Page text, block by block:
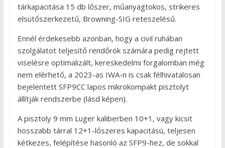
tárkapacitása 15 db lőszer, műanyagtokos, strikeres
elsütőszerkezetű, Browning-SIG reteszelésű.
Ennél érdekesebb azonban, hogy a civil ruhában
szolgálatot teljesítő rendőrök számára pedig rejtett
viselésre optimalizált, kereskedelmi forgalomban még
nem elérhető, a 2023-as IWA-n is csak félhivatalosan
bejelentett SFP9CC lapos mikrokompakt pisztolyt
állítják rendszerbe (lásd képen).
A pisztoly 9 mm Luger kaliberben 10+1, vagy kicsit
hosszabb tárral 12+1-lőszeres kapacitású, teljesen
kétkezes, felépítése hasonló az SFP9-hez, de sokkal